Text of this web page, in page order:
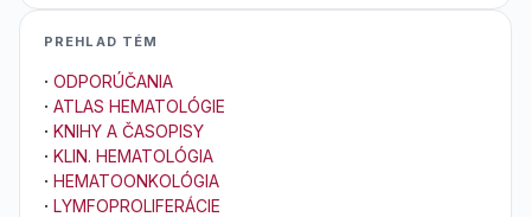
PREHLAD TÉM
· ODPORÚČANIA
· ATLAS HEMATOLÓGIE
· KNIHY A ČASOPISY
· KLIN. HEMATOLÓGIA
· HEMATOONKOLÓGIA
· LYMFOPROLIFERÁCIE